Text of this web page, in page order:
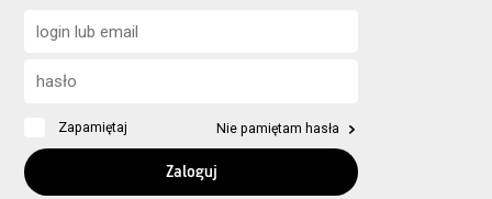
Zapamiętaj Nie pamiętam hasła